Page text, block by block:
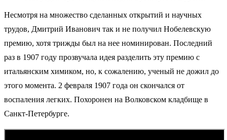
Несмотря на множество сделанных открытий и научных
трудов, Дмитрий Иванович так и не получил Нобелевскую
премию, хотя трижды был на нее номинирован. Последний
раз в 1907 году прозвучала идея разделить эту премию с
итальянским химиком, но, к сожалению, ученый не дожил до
этого момента. 2 февраля 1907 года он скончался от
воспаления легких. Похоронен на Волковском кладбище в
Санкт-Петербурге.